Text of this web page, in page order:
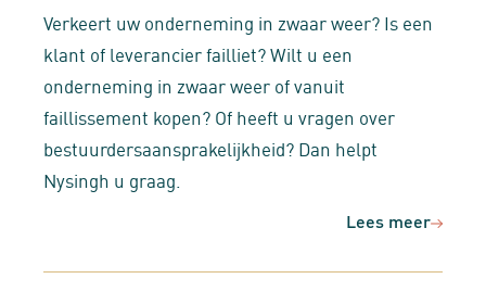
Verkeert uw onderneming in zwaar weer? Is een
klant of leverancier failliet? Wilt u een
onderneming in zwaar weer of vanuit
faillissement kopen? Of heeft u vragen over
bestuurdersaansprakelijkheid? Dan helpt
Nysingh u graag.
Lees meer